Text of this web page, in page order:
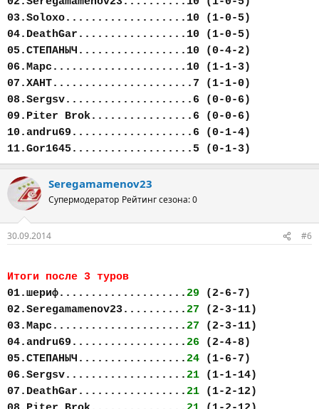
03.Soloxo...................10 (1-0-5)
04.DeathGar.................10 (1-0-5)
05.СТЕПАНЫЧ.................10 (0-4-2)
06.Марс.....................10 (1-1-3)
07.ХАНТ......................7 (1-1-0)
08.Sergsv....................6 (0-0-6)
09.Piter Brok................6 (0-0-6)
10.andru69...................6 (0-1-4)
11.Gor1645...................5 (0-1-3)
Seregamamenov23
Супермодератор Рейтинг сезона: 0
30.09.2014 #6
Итоги после 3 туров
01.шериф....................29 (2-6-7)
02.Seregamamenov23..........27 (2-3-11)
03.Марс.....................27 (2-3-11)
04.andru69..................26 (2-4-8)
05.СТЕПАНЫЧ.................24 (1-6-7)
06.Sergsv...................21 (1-1-14)
07.DeathGar.................21 (1-2-12)